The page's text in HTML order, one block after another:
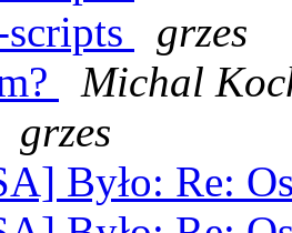
grzes
Michal
grzes
Było: Re: